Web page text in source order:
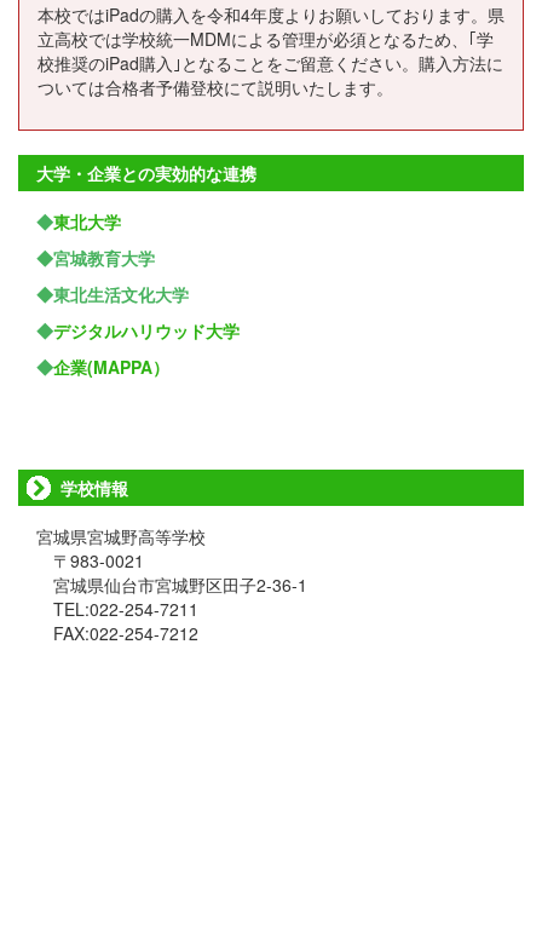
本校ではiPadの購入を令和4年度よりお願いしております。県
立高校では学校統一MDMによる管理が必須となるため、｢学
校推奨のiPad購入｣となることをご留意ください。購入方法に
ついては合格者予備登校にて説明いたします。
大学・企業との実効的な連携
◆東北大学
◆宮城教育大学
◆東北生活文化大学
◆デジタルハリウッド大学
◆企業(MAPPA）
学校情報
宮城県宮城野高等学校
〒983-0021
宮城県仙台市宮城野区田子2-36-1
TEL:022-254-7211
FAX:022-254-7212